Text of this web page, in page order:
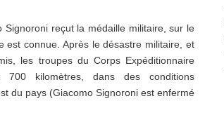
reçut la médaille militaire, sur le
est connue. Après le désastre militaire, et
les troupes du Corps Expéditionnaire
kilomètres, dans des conditions
du pays (Giacomo Signoroni est enfermé